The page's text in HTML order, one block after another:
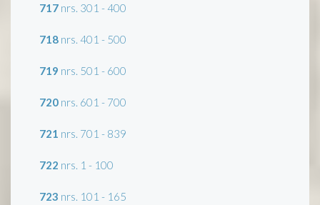
717 nrs. 301 - 400
718 nrs. 401 - 500
719 nrs. 501 - 600
720 nrs. 601 - 700
721 nrs. 701 - 839
722 nrs. 1 - 100
723 nrs. 101 - 165